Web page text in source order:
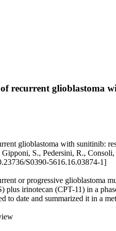
recurrent glioblastoma
glioblastoma with sunitinib:
S., Pedersini, R.,
S0390-5616.16.03874-1]
or progressive glioblastoma
plus irinotecan (CPT-11) in a
to date and summarized it in a